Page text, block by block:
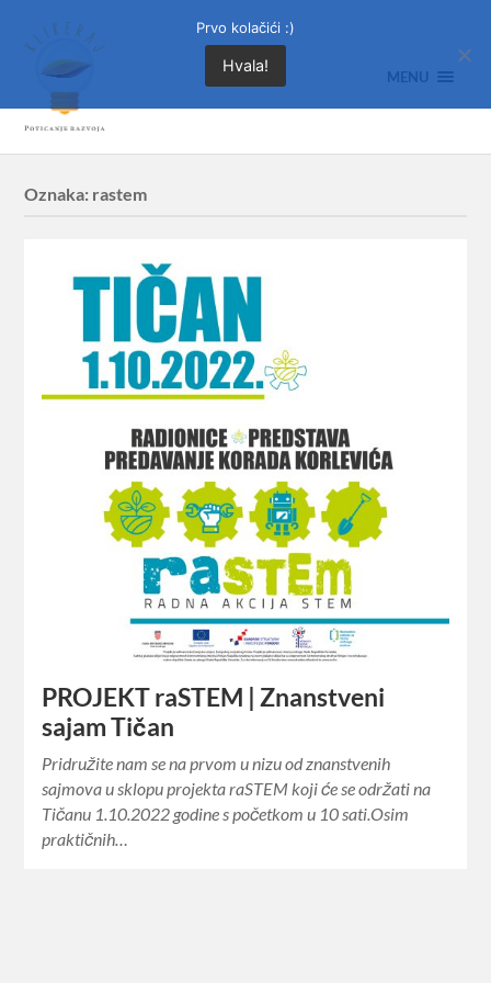
MENU
Oznaka: rastem
PROJEKT raSTEM | Znanstveni
sajam Tičan
Pridružite nam se na prvom u nizu od znanstvenih
sajmova u sklopu projekta raSTEM koji će se održati na
Tičanu 1.10.2022 godine s početkom u 10 sati.Osim
praktičnih…
Prvo kolačići :)
Hvala!